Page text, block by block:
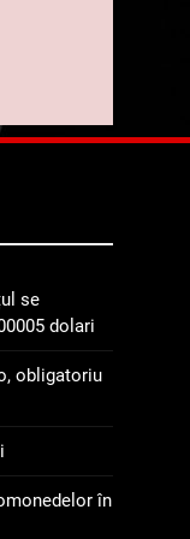
depășire
iulie în
crypto:
se
dolari
obligatoriu
în